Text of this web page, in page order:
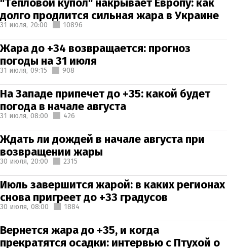
долго продлится сильная жара в Украине
31 июля, 20:00 10896
Жара до +34 возвращается: прогноз
погоды на 31 июля
31 июля, 09:15 908
На Западе припечет до +35: какой будет
погода в начале августа
31 июля, 08:00 426
Ждать ли дождей в начале августа при
возвращении жары
30 июля, 20:00 2315
Июль завершится жарой: в каких регионах
снова пригреет до +33 градусов
30 июля, 08:00 1884
Вернется жара до +35, и когда
прекратятся осадки: интервью с Птухой о